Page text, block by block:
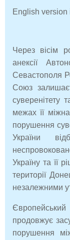
English version
Через вісім
анексії
Севастополя
Союз
суверенітету
межах її
порушення
України
Україну та її
території
незалежними
продовжує
порушення